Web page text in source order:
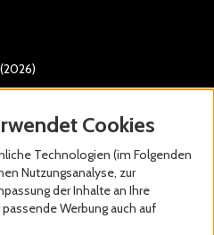
Cookies
Technologien (im Folgenden
Nutzungsanalyse, zur
der Inhalte an Ihre
Werbung auch auf